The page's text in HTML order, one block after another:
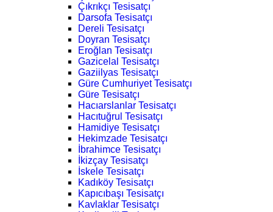
Çıkrıkçı Tesisatçı
Darsofa Tesisatçı
Dereli Tesisatçı
Doyran Tesisatçı
Eroğlan Tesisatçı
Gazicelal Tesisatçı
Gaziilyas Tesisatçı
Güre Cumhuriyet Tesisatçı
Güre Tesisatçı
Hacıarslanlar Tesisatçı
Hacıtuğrul Tesisatçı
Hamidiye Tesisatçı
Hekimzade Tesisatçı
İbrahimce Tesisatçı
İkizçay Tesisatçı
İskele Tesisatçı
Kadıköy Tesisatçı
Kapıcıbaşı Tesisatçı
Kavlaklar Tesisatçı